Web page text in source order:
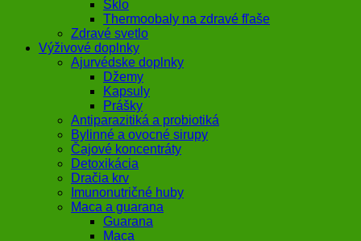
Sklo
Thermoobaly na zdravé fľaše
Zdravé svetlo
Výživové doplnky
Ajurvédske doplnky
Džemy
Kapsuly
Prášky
Antiparazitiká a probiotiká
Bylinné a ovocné sirupy
Čajové koncentráty
Detoxikácia
Dračia krv
Imunonutričné huby
Maca a guarana
Guarana
Maca